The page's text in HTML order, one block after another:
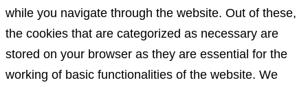
while you navigate through the website. Out of these,
the cookies that are categorized as necessary are
stored on your browser as they are essential for the
working of basic functionalities of the website. We